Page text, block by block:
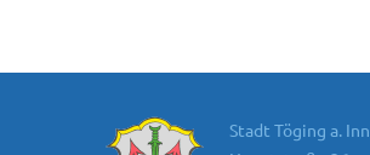
Stadt Töging a. Inn